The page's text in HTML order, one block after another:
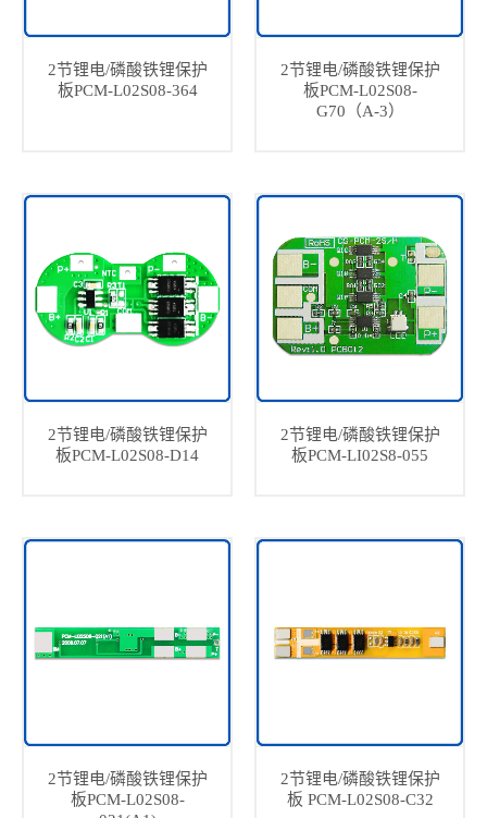
2节锂电/磷酸铁锂保护
板PCM-L02S08-364
2节锂电/磷酸铁锂保护
板PCM-L02S08-
G70（A-3）
2节锂电/磷酸铁锂保护
板PCM-L02S08-D14
2节锂电/磷酸铁锂保护
板PCM-LI02S8-055
2节锂电/磷酸铁锂保护
板PCM-L02S08-
2节锂电/磷酸铁锂保护
板 PCM-L02S08-C32